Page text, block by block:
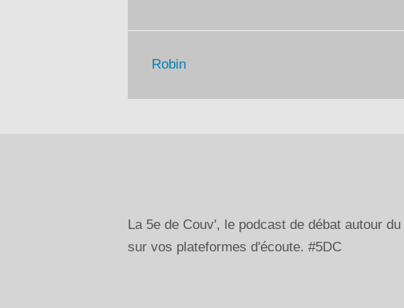
Robin
La 5e de Couv', le podcast de débat autour
sur vos plateformes d'écoute. #5DC